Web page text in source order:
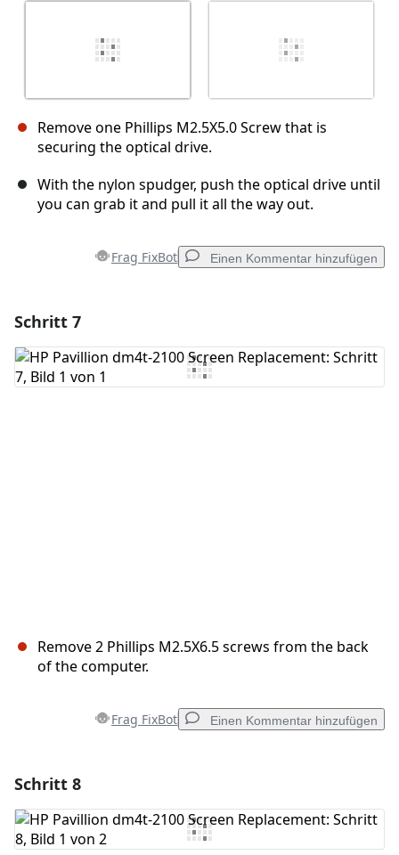
Remove one Phillips M2.5X5.0 Screw that is
securing the optical drive.
With the nylon spudger, push the optical drive until
you can grab it and pull it all the way out.
Frag FixBot Einen Kommentar hinzufügen
Kommentar hinzufügen
Schritt 7
Remove 2 Phillips M2.5X6.5 screws from the back
of the computer.
Frag FixBot Einen Kommentar hinzufügen
Kommentar hinzufügen
Schritt 8